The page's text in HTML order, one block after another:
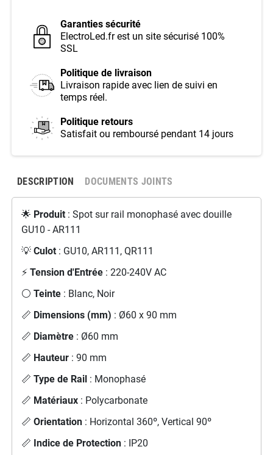
Garanties sécurité
ElectroLed.fr est un site sécurisé 100%
SSL
Politique de livraison
Livraison rapide avec lien de suivi en
temps réel.
Politique retours
Satisfait ou remboursé pendant 14 jours
DESCRIPTION DOCUMENTS JOINTS
🌟 Produit: Spot sur rail monophasé avec douille
GU10 - AR111
💡 Culot: GU10, AR111, QR111
⚡ Tension d'Entrée : 220-240V AC
⚪ Teinte: Blanc, Noir
📏 Dimensions (mm) : Ø60 x 90 mm
📏 Diamètre: Ø60 mm
📏 Hauteur: 90 mm
📏 Type de Rail: Monophasé
📏 Matériaux: Polycarbonate
📏 Orientation: Horizontal 360º, Vertical 90º
📏 Indice de Protection: IP20